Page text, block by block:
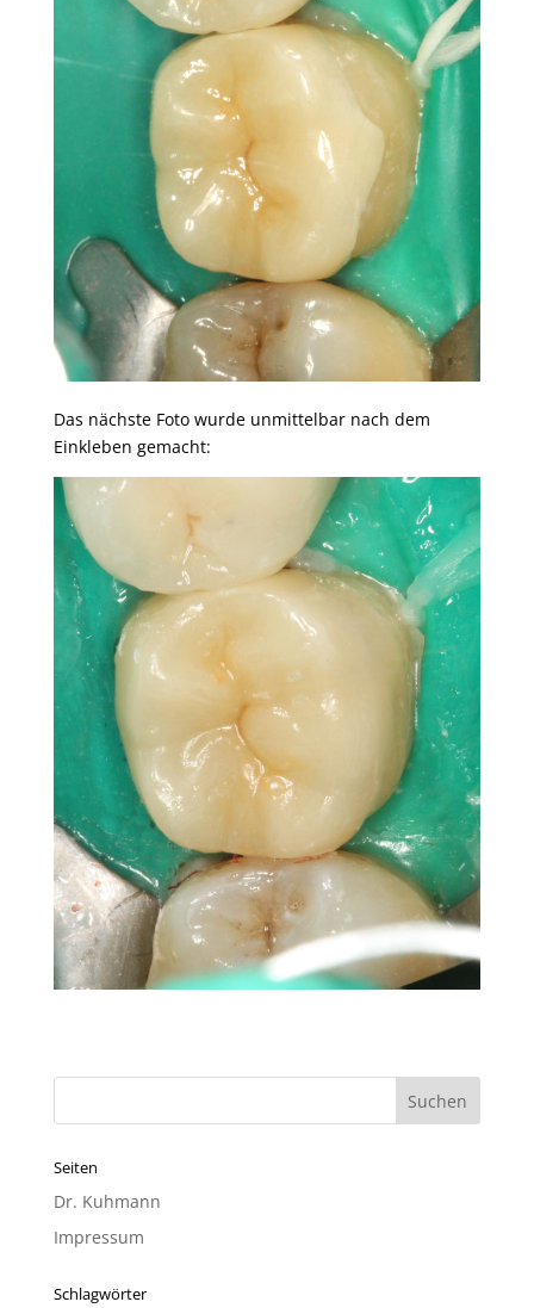
Das nächste Foto wurde unmittelbar nach dem
Einkleben gemacht:
Seiten
Dr. Kuhmann
Impressum
Schlagwörter